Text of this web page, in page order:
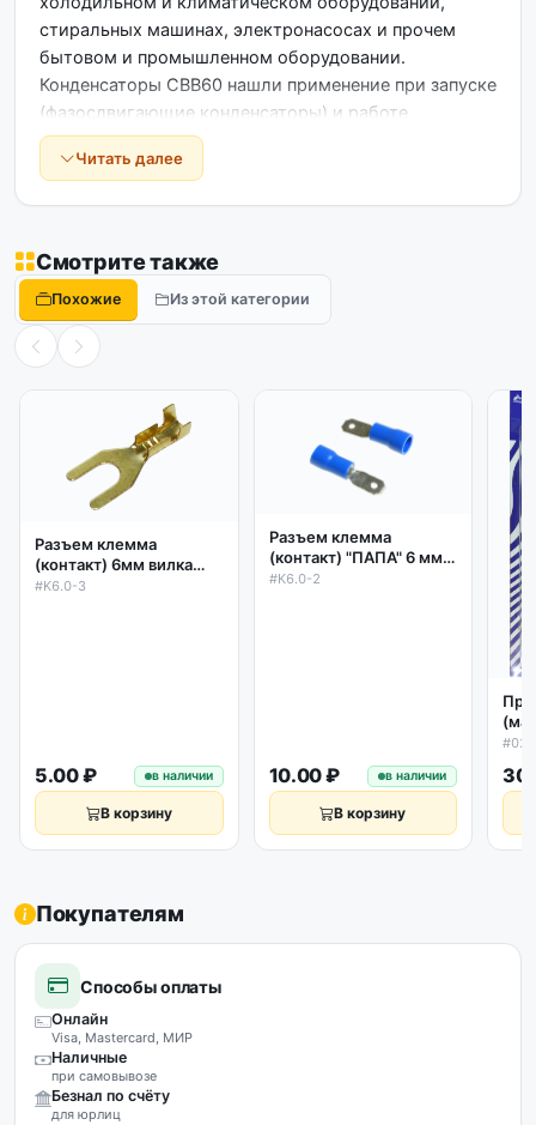
стиральных машинах, электронасосах и прочем
бытовом и промышленном оборудовании.
Конденсаторы CBB60 нашли применение при запуске
(фазосдвигающие конденсаторы) и работе
асинхронных электродвигателей, компрессоров
холодильного оборудования, в кондиционерах,
моющих машинах, электробытовой технике,
электронасосах, а также в различных машинах и
агрегатах промышленного типа. Характеристики:
Емкость: от 1 до 150 мкф (Микрофарад)
Напряжение: 450V ( Вольт) Номинальная частота:
50/60Hz Допустимое отклонение ёмкости: 5%
Контакты подключения: 2 колодки по 2 контакта
Крепление: Болт + гайка на корпус
Читать далее
Смотрите также
Похожие Из этой категории
Разъем клемма
(контакт) 6мм вилка
латунь под винт
#K6.0-3
5.00 ₽ в наличии
В корзину
Разъем клемма
(контакт) "ПАПА" 6 мм с
частичной изоляцией
#K6.0-2
10.00 ₽ в наличии
В корзину
Покупателям
Способы оплаты
Онлайн
Visa, Mastercard, МИР
Наличные
при самовывозе
Безнал по счёту
для юрлиц